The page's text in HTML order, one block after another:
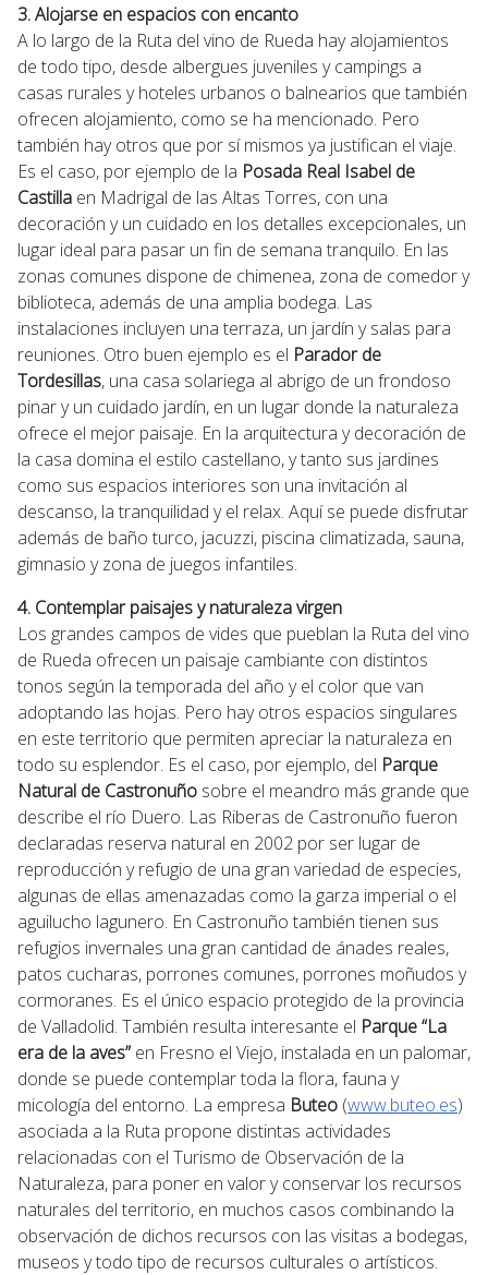
3. Alojarse en espacios con encanto
A lo largo de la Ruta del vino de Rueda hay alojamientos
de todo tipo, desde albergues juveniles y campings a
casas rurales y hoteles urbanos o balnearios que también
ofrecen alojamiento, como se ha mencionado. Pero
también hay otros que por sí mismos ya justifican el viaje.
Es el caso, por ejemplo de la Posada Real Isabel de
Castilla en Madrigal de las Altas Torres, con una
decoración y un cuidado en los detalles excepcionales, un
lugar ideal para pasar un fin de semana tranquilo. En las
zonas comunes dispone de chimenea, zona de comedor y
biblioteca, además de una amplia bodega. Las
instalaciones incluyen una terraza, un jardín y salas para
reuniones. Otro buen ejemplo es el Parador de
Tordesillas, una casa solariega al abrigo de un frondoso
pinar y un cuidado jardín, en un lugar donde la naturaleza
ofrece el mejor paisaje. En la arquitectura y decoración de
la casa domina el estilo castellano, y tanto sus jardines
como sus espacios interiores son una invitación al
descanso, la tranquilidad y el relax. Aquí se puede disfrutar
además de baño turco, jacuzzi, piscina climatizada, sauna,
gimnasio y zona de juegos infantiles.
4. Contemplar paisajes y naturaleza virgen
Los grandes campos de vides que pueblan la Ruta del vino
de Rueda ofrecen un paisaje cambiante con distintos
tonos según la temporada del año y el color que van
adoptando las hojas. Pero hay otros espacios singulares
en este territorio que permiten apreciar la naturaleza en
todo su esplendor. Es el caso, por ejemplo, del Parque
Natural de Castronuño sobre el meandro más grande que
describe el río Duero. Las Riberas de Castronuño fueron
declaradas reserva natural en 2002 por ser lugar de
reproducción y refugio de una gran variedad de especies,
algunas de ellas amenazadas como la garza imperial o el
aguilucho lagunero. En Castronuño también tienen sus
refugios invernales una gran cantidad de ánades reales,
patos cucharas, porrones comunes, porrones moñudos y
cormoranes. Es el único espacio protegido de la provincia
de Valladolid. También resulta interesante el Parque “La
era de la aves” en Fresno el Viejo, instalada en un palomar,
donde se puede contemplar toda la flora, fauna y
micología del entorno. La empresa Buteo (www.buteo.es)
asociada a la Ruta propone distintas actividades
relacionadas con el Turismo de Observación de la
Naturaleza, para poner en valor y conservar los recursos
naturales del territorio, en muchos casos combinando la
observación de dichos recursos con las visitas a bodegas,
museos y todo tipo de recursos culturales o artísticos.